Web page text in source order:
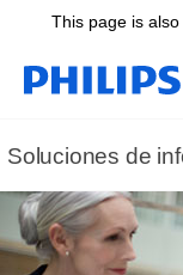
This page is
Soluciones de